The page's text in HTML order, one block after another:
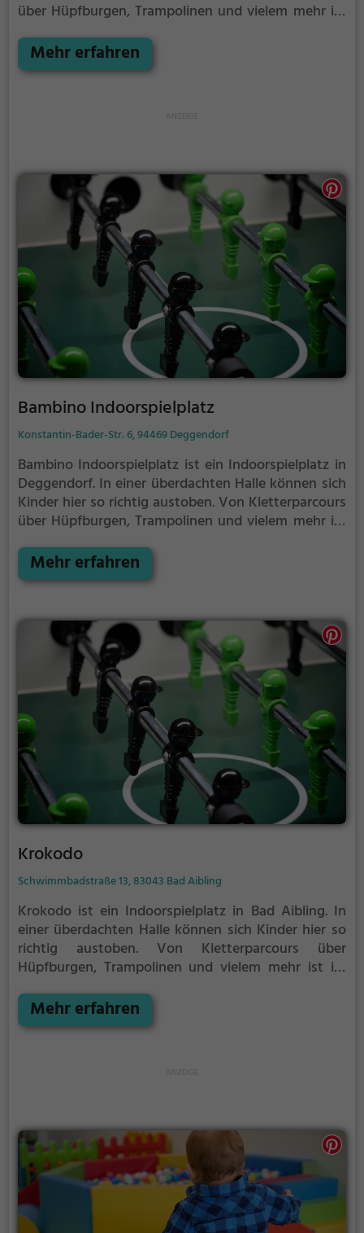
über Hüpfburgen, Trampolinen und vielem mehr ist
Mehr erfahren
Bambino Indoorspielplatz
Konstantin-Bader-Str. 6, 94469 Deggendorf
Bambino Indoorspielplatz ist ein Indoorspielplatz in
Deggendorf. In einer überdachten Halle können sich
Kinder hier so richtig austoben. Von Kletterparcours
über Hüpfburgen, Trampolinen und vielem mehr ist
Mehr erfahren
Krokodo
Schwimmbadstraße 13, 83043 Bad Aibling
Krokodo ist ein Indoorspielplatz in Bad Aibling. In
einer überdachten Halle können sich Kinder hier so
richtig austoben. Von Kletterparcours über
Hüpfburgen, Trampolinen und vielem mehr ist im
bzw. Hallenspielplätze sind ein tolles Ausflugsziel für
schlechtes Wetter, denn in der überdachten Halle
den Gästen so schnell langweilig.
Mehr erfahren